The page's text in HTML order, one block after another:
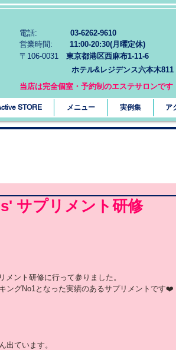
電話: 03-6262-9610
営業時間: 11:00-20:30(月曜定休)
〒106-0031 東京都港区西麻布1-11-6
ホテル&レジデンス六本木811
STORE メニュー 実例集 ア
当店は完全個室・予約制のエステサロンです
サプリメント研修
メント研修に行って参りました。
ングNo1となった実績のあるサプリメントです❤️
出ています。